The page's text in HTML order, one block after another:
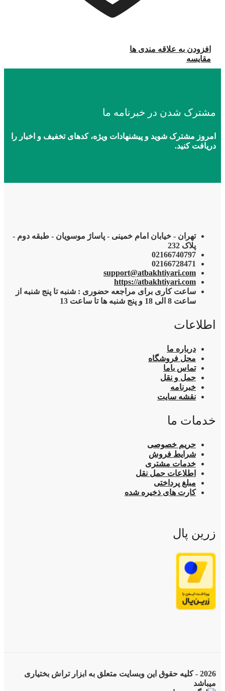
افزودن به علاقه مندی ها
مقایسه
مشترک شدن در خبرنامه ما
امروز مشترک شوید و پیشنهادات ویژه، کدهای تخفیف و اخبار را
دریافت کنید.
تهران - خیابان امام خمینی - پاساژ موسویان - طبقه دوم -
پلاک 232
02166740797
02166728471
support@atbakhtiyari.com
https://atbakhtiyari.com
ساعت کاری برای مراجعه حضوری : شنبه تا پنج شنبه از
ساعت 8 الی 18 و پنج شنبه ها تا ساعت 13
اطلاعات
درباره ما
محل فروشگاه
تماس باما
حمل و نقل
خبرنامه
نقشه سایت
خدمات ما
حریم خصوصی
شرایط فروش
خدمات مشتری
اطلاعات حمل نقل
مبلغ پرداختی
کارت های ذخیره شده
زرین پال
2026 - کلیه حقوق این وبسایت متعلق به ابزار تراش بختیاری
میباشد